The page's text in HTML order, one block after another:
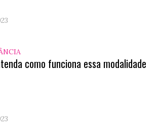
como funciona essa modalidade